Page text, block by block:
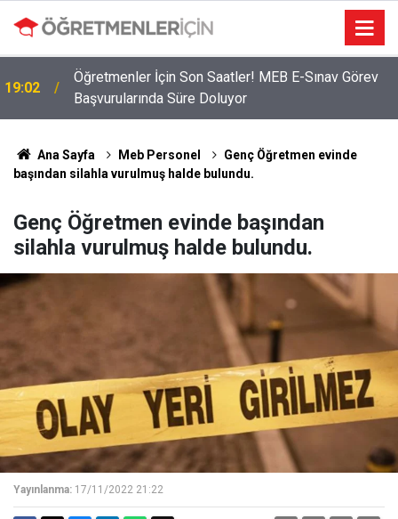
19:02
Öğretmenler İçin Son Saatler! MEB E-Sınav Görev
Başvurularında Süre Doluyor
Ana Sayfa Meb Personel
Genç Öğretmen evinde
başından silahla vurulmuş halde bulundu.
Genç Öğretmen evinde başından
silahla vurulmuş halde bulundu.
Yayınlanma: 17/11/2022 21:22